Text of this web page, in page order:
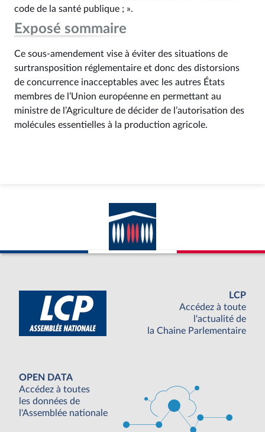
code de la santé publique ; ».
Exposé sommaire
Ce sous-amendement vise à éviter des situations de
surtransposition réglementaire et donc des distorsions
de concurrence inacceptables avec les autres États
membres de l’Union européenne en permettant au
ministre de l’Agriculture de décider de l’autorisation des
molécules essentielles à la production agricole.
LCP
Accédez à toute
l'actualité de
la Chaine Parlementaire
OPEN DATA
Accédez à toutes
les données de
l'Assemblée nationale